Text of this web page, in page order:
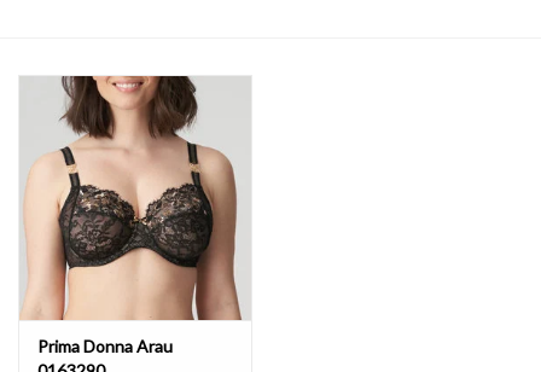
Lingerie-accessoires
Cartes-cadeaux
Prima Donna Arau